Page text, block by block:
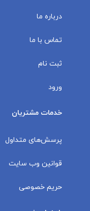
درباره ما
تماس با ما
ثبت نام
ورود
خدمات مشتریان
پرسش‌های متداول
قوانین وب سایت
حریم خصوصی